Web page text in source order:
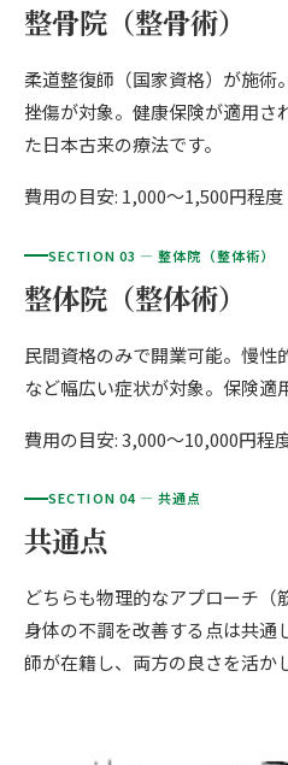
姿勢矯正
疲労回復
ランナー膝
ゴルフ
テニス
ヨガ・ピラティス
中国
福岡エリア（9院）
→ エリア一覧（全11エリア）
お知らせ
整骨院（整骨術）
柔道整復師（国家資格）が施術
挫傷が対象。健康保険が適用さ
た日本古来の療法です。
費用の目安: 1,000〜1,500円程度
SECTION 03 — 整体院（整体術）
整体院（整体術）
民間資格のみで開業可能。慢
など幅広い症状が対象。保険適
費用の目安: 3,000〜10,000円程
SECTION 04 — 共通点
共通点
どちらも物理的なアプローチ（
身体の不調を改善する点は共通
師が在籍し、両方の良さを活か